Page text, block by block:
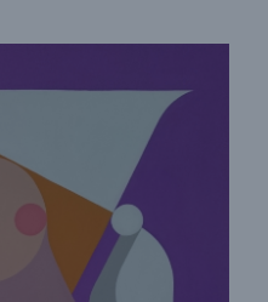
bis zur
der BU-